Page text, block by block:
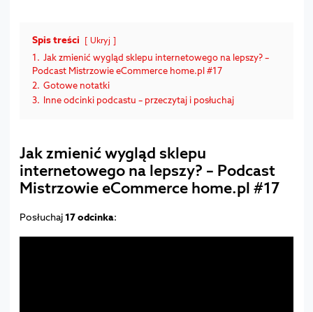
Spis treści Ukryj
1. Jak zmienić wygląd sklepu internetowego na lepszy? –
Podcast Mistrzowie eCommerce home.pl #17
2. Gotowe notatki
3. Inne odcinki podcastu – przeczytaj i posłuchaj
Jak zmienić wygląd sklepu
internetowego na lepszy? – Podcast
Mistrzowie eCommerce home.pl #17
Posłuchaj17 odcinka: